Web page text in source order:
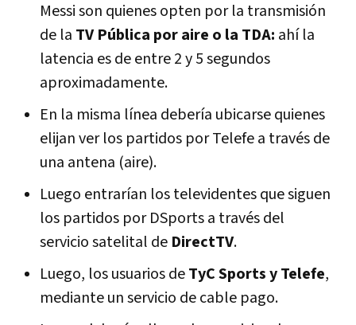
Messi son quienes opten por la transmisión
de la TV Pública por aire o la TDA: ahí la
latencia es de entre 2 y 5 segundos
aproximadamente.
En la misma línea debería ubicarse quienes
elijan ver los partidos por Telefe a través de
una antena (aire).
Luego entrarían los televidentes que siguen
los partidos por DSports a través del
servicio satelital de DirectTV.
Luego, los usuarios deTyC Sports y Telefe,
mediante un servicio de cable pago.